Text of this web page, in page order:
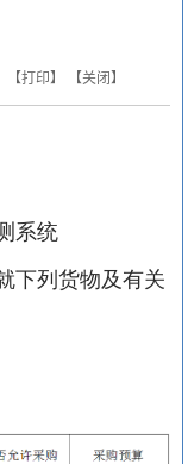
打印】 【关闭】
系统
下列货物及有关